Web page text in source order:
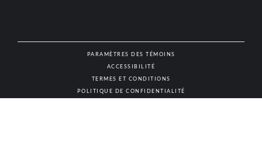
PARAMÈTRES DES TÉMOINS
ACCESSIBILITÉ
TERMES ET CONDITIONS
POLITIQUE DE CONFIDENTIALITÉ